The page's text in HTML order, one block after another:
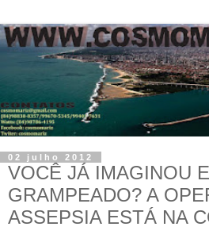
02 julho 2012
VOCÊ JÁ IMAGINOU
GRAMPEADO? A
ASSEPSIA ESTÁ NA